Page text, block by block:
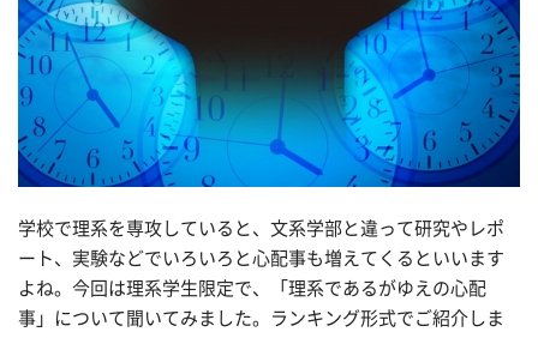
学校で理系を専攻していると、文系学部と違って研究やレポ
ート、実験などでいろいろと心配事も増えてくるといいます
よね。今回は理系学生限定で、「理系であるがゆえの心配
事」について聞いてみました。ランキング形式でご紹介しま